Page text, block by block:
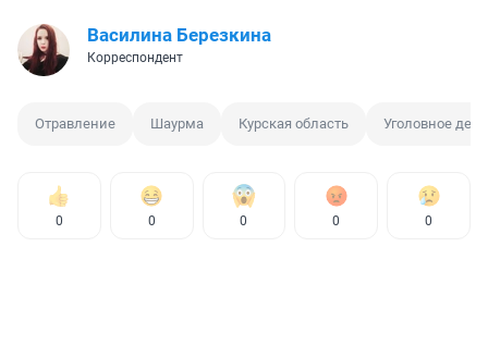
Василина Березкина
Корреспондент
Отравление Шаурма Курская область Уголовное дело
0 0 0 0 0